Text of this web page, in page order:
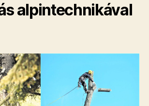
alpintechnikával